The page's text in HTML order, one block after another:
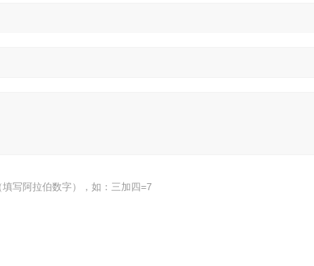
写阿拉伯数字），如：三加四=7